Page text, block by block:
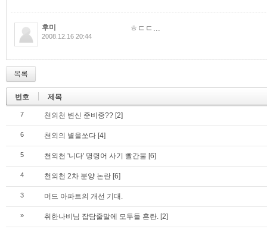
후미
2008.12.16 20:44
ㅎㄷㄷ...
목록
번호 제목
7 천외천 변신 준비중?? [2]
6 천외의 별을쏘다 [4]
5 천외천 '니다' 명령어 사기 빨간불 [6]
4 천외천 2차 분양 논란 [6]
3 머드 아파트의 개선 기대.
» 취한나비님 잡담줄말에 모두들 혼란. [2]